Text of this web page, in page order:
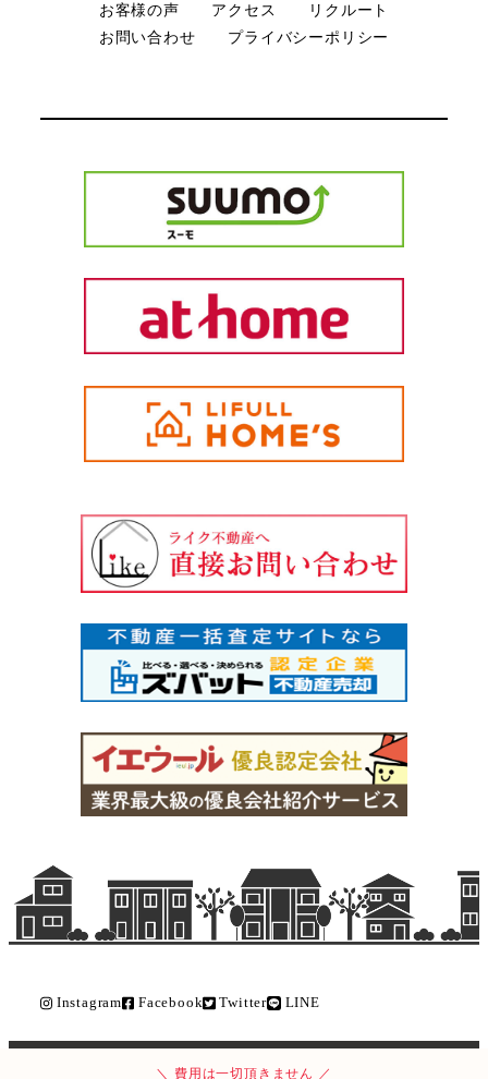
お客様の声 アクセス
リクルート
お問い合わせ
プライバシーポリシー
Instagram Facebook Twitter LINE
Copyright © ライク不動産販売 All Rights Reserved.
費用は一切頂きません